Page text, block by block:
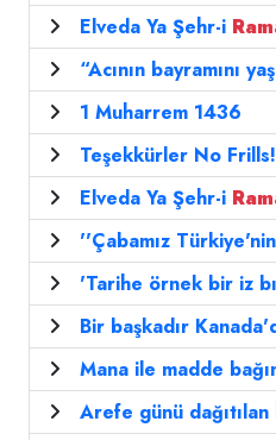
Elveda Ya Şehr-i
“Acının bayramını
1 Muharrem 1436
Teşekkürler No Frills!
Elveda Ya Şehr-i
''Çabamız
'Tarihe örnek bir iz
Bir başkadır
Mana ile madde
Arefe günü dağıtılan